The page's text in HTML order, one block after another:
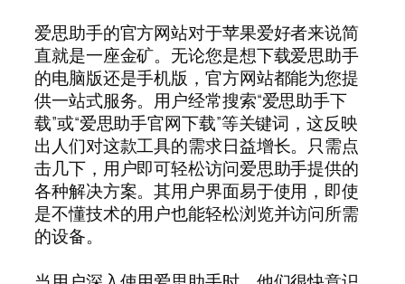
爱思助手的官方网站对于苹果爱好者来说简
直就是一座金矿。无论您是想下载爱思助手
的电脑版还是手机版，官方网站都能为您提
供一站式服务。用户经常搜索“爱思助手下
载”或“爱思助手官网下载”等关键词，这反映
出人们对这款工具的需求日益增长。只需点
击几下，用户即可轻松访问爱思助手提供的
各种解决方案。其用户界面易于使用，即使
是不懂技术的用户也能轻松浏览并访问所需
的设备。